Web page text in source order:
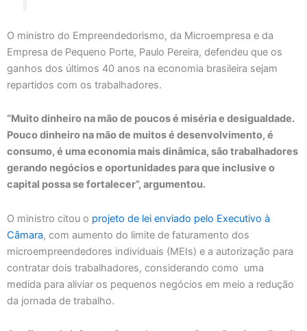
O ministro do Empreendedorismo, da Microempresa e da
Empresa de Pequeno Porte, Paulo Pereira, defendeu que os
ganhos dos últimos 40 anos na economia brasileira sejam
repartidos com os trabalhadores.
“Muito dinheiro na mão de poucos é miséria e desigualdade.
Pouco dinheiro na mão de muitos é desenvolvimento, é
consumo, é uma economia mais dinâmica, são trabalhadores
gerando negócios e oportunidades para que inclusive o
capital possa se fortalecer”, argumentou.
O ministro citou o projeto de lei enviado pelo Executivo à
Câmara, com aumento do limite de faturamento dos
microempreendedores individuais (MEIs) e a autorização para
contratar dois trabalhadores, considerando como uma
medida para aliviar os pequenos negócios em meio a redução
da jornada de trabalho.